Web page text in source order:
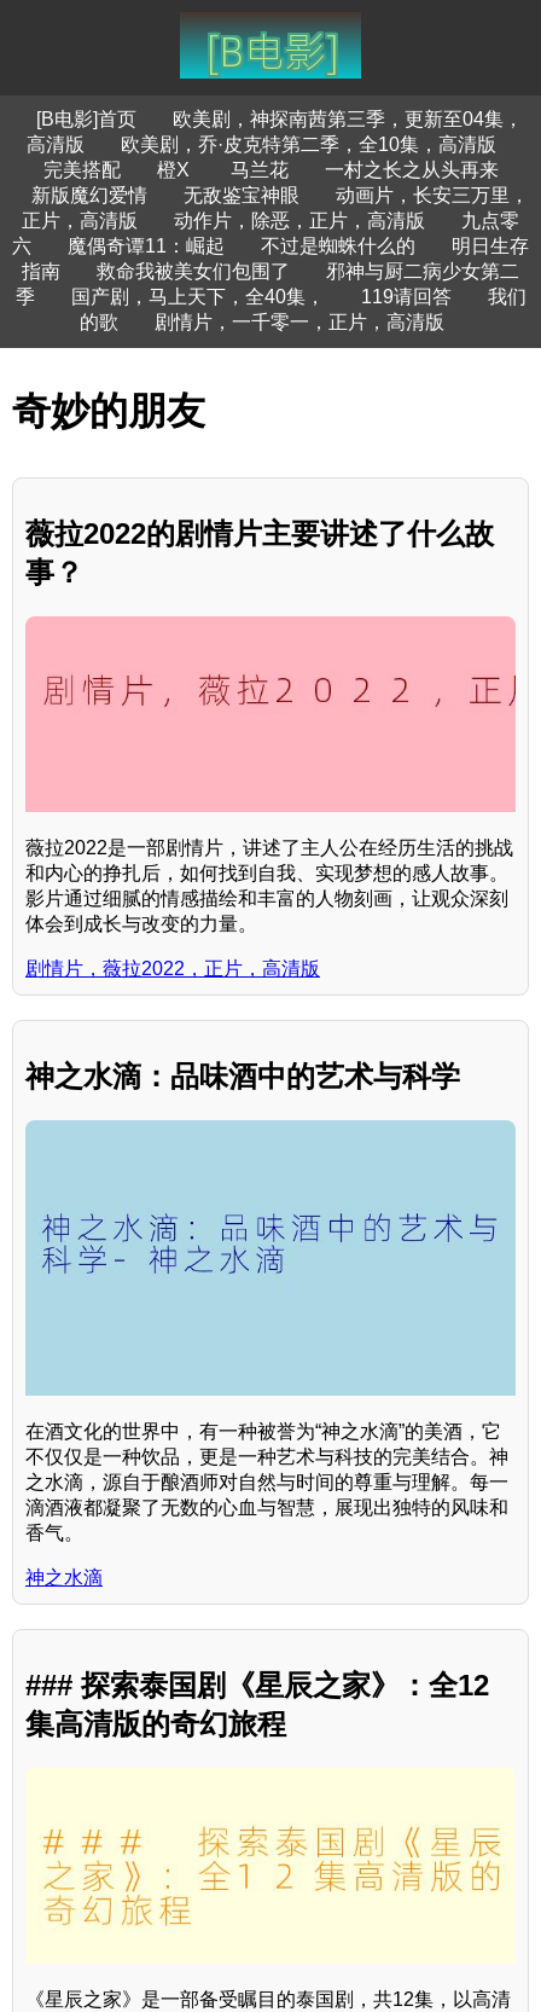
[B电影]首页
欧美剧，神探南茜第三季，更新至04集，
高清版
欧美剧，乔·皮克特第二季，全10集，高清版
完美搭配
橙X 马兰花
一村之长之从头再来
新版魔幻爱情
无敌鉴宝神眼
动画片，长安三万里，
正片，高清版
动作片，除恶，正片，高清版
九点零
六
魔偶奇谭11：崛起 不过是蜘蛛什么的
明日生存
指南
救命我被美女们包围了
邪神与厨二病少女第二
季
国产剧，马上天下，全40集， 119请回答
我们
的歌
剧情片，一千零一，正片，高清版
奇妙的朋友
薇拉2022的剧情片主要讲述了什么故
事？
薇拉2022是一部剧情片，讲述了主人公在经历生活的挑战
和内心的挣扎后，如何找到自我、实现梦想的感人故事。
影片通过细腻的情感描绘和丰富的人物刻画，让观众深刻
体会到成长与改变的力量。
剧情片，薇拉2022，正片，高清版
神之水滴：品味酒中的艺术与科学
在酒文化的世界中，有一种被誉为“神之水滴”的美酒，它
不仅仅是一种饮品，更是一种艺术与科技的完美结合。神
之水滴，源自于酿酒师对自然与时间的尊重与理解。每一
滴酒液都凝聚了无数的心血与智慧，展现出独特的风味和
香气。
神之水滴
### 探索泰国剧《星辰之家》：全12
集高清版的奇幻旅程
《星辰之家》是一部备受瞩目的泰国剧，共12集，以高清